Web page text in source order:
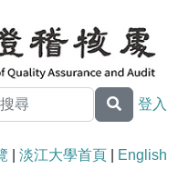
登入
淡江大學首頁 English